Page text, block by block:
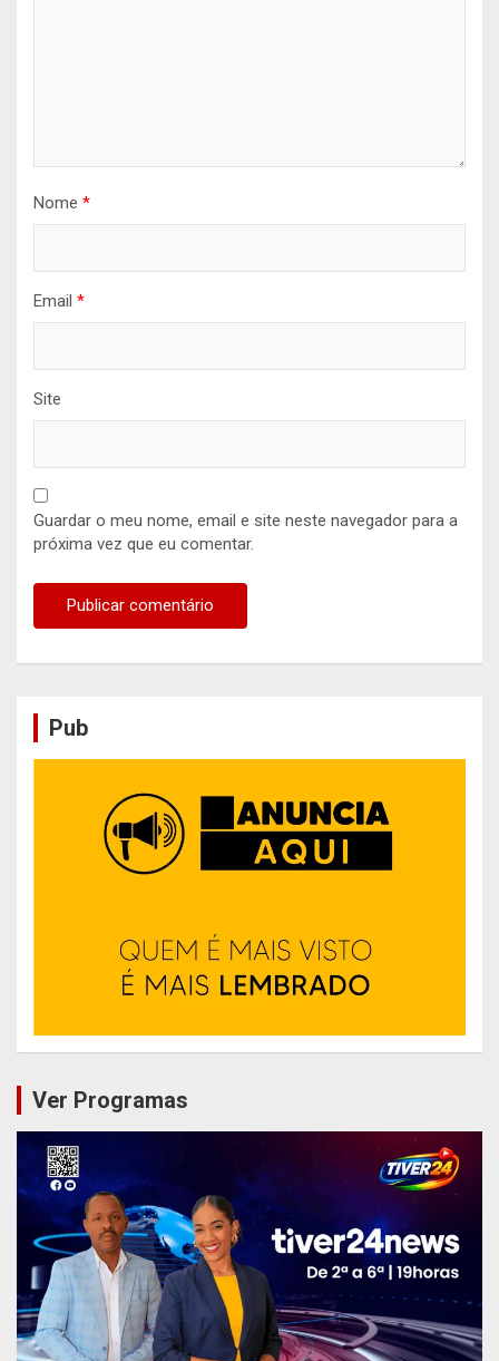
Nome *
Email *
Site
Guardar o meu nome, email e site neste navegador para a
próxima vez que eu comentar.
Pub
Ver Programas